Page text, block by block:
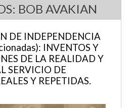
BOB AVAKIAN
DE INDEPENDENCIA
INVENTOS Y
DE LA REALIDAD Y
SERVICIO DE
Y REPETIDAS.